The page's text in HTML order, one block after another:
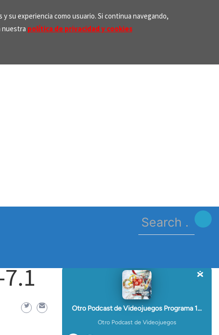
su experiencia como usuario. Si continua navegando,
nuestra política de privacidad y cookies
Search
for: